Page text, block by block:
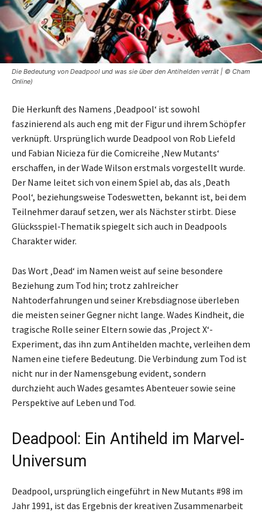
Die Bedeutung von Deadpool und was sie über den Antihelden verrät | © Cham
Online)
Die Herkunft des Namens ‚Deadpool‘ ist sowohl
faszinierend als auch eng mit der Figur und ihrem Schöpfer
verknüpft. Ursprünglich wurde Deadpool von Rob Liefeld
und Fabian Nicieza für die Comicreihe ‚New Mutants‘
erschaffen, in der Wade Wilson erstmals vorgestellt wurde.
Der Name leitet sich von einem Spiel ab, das als ‚Death
Pool‘, beziehungsweise Todeswetten, bekannt ist, bei dem
Teilnehmer darauf setzen, wer als Nächster stirbt. Diese
Glücksspiel-Thematik spiegelt sich auch in Deadpools
Charakter wider.
Das Wort ‚Dead‘ im Namen weist auf seine besondere
Beziehung zum Tod hin; trotz zahlreicher
Nahtoderfahrungen und seiner Krebsdiagnose überleben
die meisten seiner Gegner nicht lange. Wades Kindheit, die
tragische Rolle seiner Eltern sowie das ‚Project X‘-
Experiment, das ihn zum Antihelden machte, verleihen dem
Namen eine tiefere Bedeutung. Die Verbindung zum Tod ist
nicht nur in der Namensgebung evident, sondern
durchzieht auch Wades gesamtes Abenteuer sowie seine
Perspektive auf Leben und Tod.
Deadpool: Ein Antiheld im Marvel-
Universum
Deadpool, ursprünglich eingeführt in New Mutants #98 im
Jahr 1991, ist das Ergebnis der kreativen Zusammenarbeit